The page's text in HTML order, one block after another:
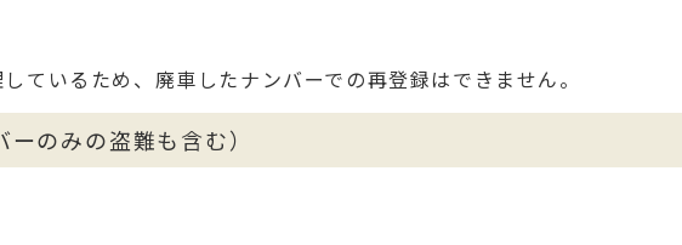
ているため、廃車したナンバーでの再登録はできません。
のみの盗難も含む）